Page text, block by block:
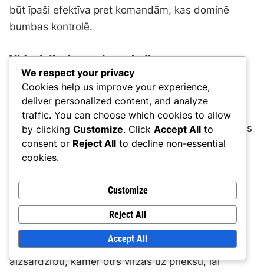
būt īpaši efektīva pret komandām, kas dominē
bumbas kontrolē.
Viduslaika kontroles tehnikas
Viduslaika kontrole ir izšķiroša 4-4-2 formācijā, jo
tā ļauj komandai noteikt spēles tempu. Komandas
bieži izmanto kombināciju no spiediena un bumbas
kontroles, lai saglabātu kontroli. Pussargiem jābūt
mudinātiem atbalstīt gan aizsardzības
dinamisku viduslaika klātbūtni.
Divu pussargu izmantošana viduslaikā var uzlabot
stabilitāti, ļaujot vienam spēlētājam aizsargāt
aizsardzību, kamēr otrs virzās uz priekšu, lai
We respect your privacy
Cookies help us improve your experience,
deliver personalized content, and analyze
traffic. You can choose which cookies to allow
by clicking Customize. Click Accept All to
consent or Reject All to decline non-essential
cookies.
Customize
Reject All
Accept All